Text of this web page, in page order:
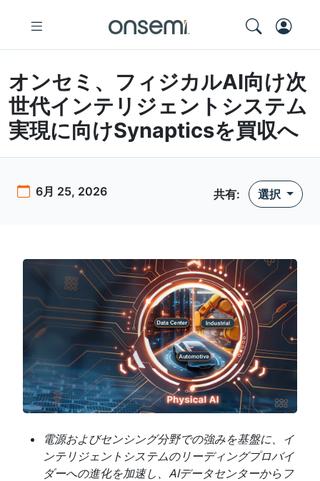
オンセミ、フィジカルAI向け次
世代インテリジェントシステム
実現に向けSynapticsを買収へ
6月 25, 2026 共有: 選択
電源およびセンシング分野での強みを基盤に、イ
ンテリジェントシステムのリーディングプロバイ
ダーへの進化を加速し、AIデータセンターからフ